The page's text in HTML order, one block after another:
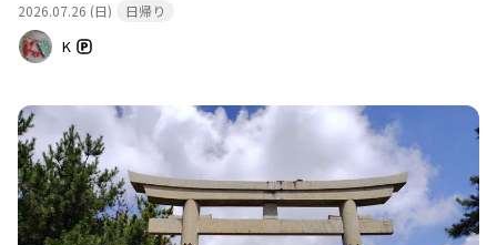
2026.07.26 (日)
日帰り
K